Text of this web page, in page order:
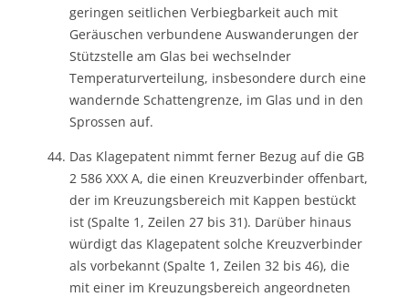
geringen seitlichen Verbiegbarkeit auch mit
Geräuschen verbundene Auswanderungen der
Stützstelle am Glas bei wechselnder
Temperaturverteilung, insbesondere durch eine
wandernde Schattengrenze, im Glas und in den
Sprossen auf.
Das Klagepatent nimmt ferner Bezug auf die GB
2 586 XXX A, die einen Kreuzverbinder offenbart,
der im Kreuzungsbereich mit Kappen bestückt
ist (Spalte 1, Zeilen 27 bis 31). Darüber hinaus
würdigt das Klagepatent solche Kreuzverbinder
als vorbekannt (Spalte 1, Zeilen 32 bis 46), die
mit einer im Kreuzungsbereich angeordneten